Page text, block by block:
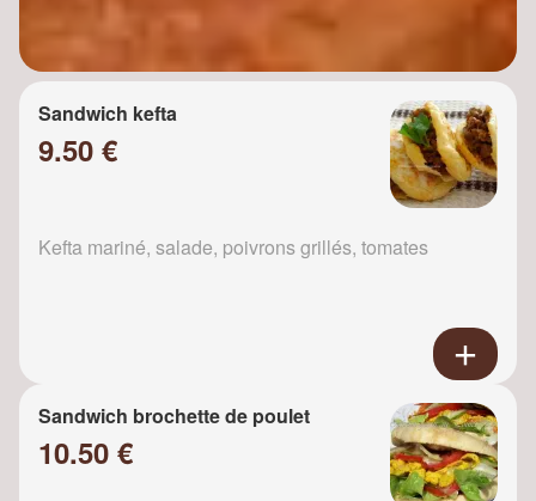
Sandwich kefta
9.50 €
Kefta mariné, salade, poivrons grillés, tomates
Sandwich brochette de poulet
10.50 €